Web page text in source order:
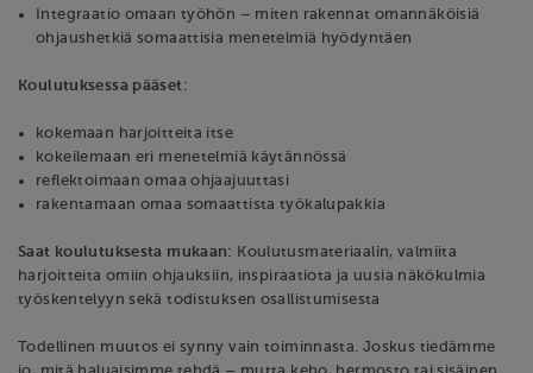
Integraatio omaan työhön – miten rakennat omannäköisiä
ohjaushetkiä somaattisia menetelmiä hyödyntäen
Koulutuksessa pääset:
kokemaan harjoitteita itse
kokeilemaan eri menetelmiä käytännössä
reflektoimaan omaa ohjaajuuttasi
rakentamaan omaa somaattista työkalupakkia
Saat koulutuksesta mukaan: Koulutusmateriaalin, valmiita
harjoitteita omiin ohjauksiin, inspiraatiota ja uusia näkökulmia
työskentelyyn sekä todistuksen osallistumisesta
Todellinen muutos ei synny vain toiminnasta. Joskus tiedämme